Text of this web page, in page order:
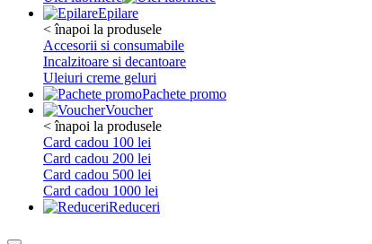
Epilare
< înapoi la produsele
Accesorii si consumabile
Incalzitoare si decantoare
Uleiuri creme geluri
Pachete promo
Voucher
< înapoi la produsele
Card cadou 100 lei
Card cadou 200 lei
Card cadou 500 lei
Card cadou 1000 lei
Reduceri